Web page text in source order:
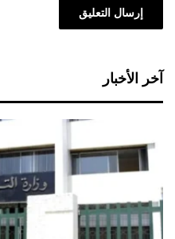
آخر الأخبار